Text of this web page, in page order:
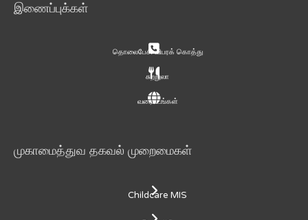
இணைப்புக்கள்
தொலைபேசி விபரக் கொத்து
சுற்றுலா
வரைபடங்கள்
முகாமைத்துவ தகவல் முறைமைகள்
Childcare MIS